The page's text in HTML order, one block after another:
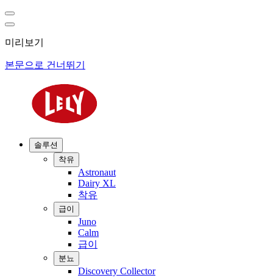
미리보기
본문으로 건너뛰기
솔루션
착유
Astronaut
Dairy XL
착유
급이
Juno
Calm
급이
분뇨
Discovery Collector